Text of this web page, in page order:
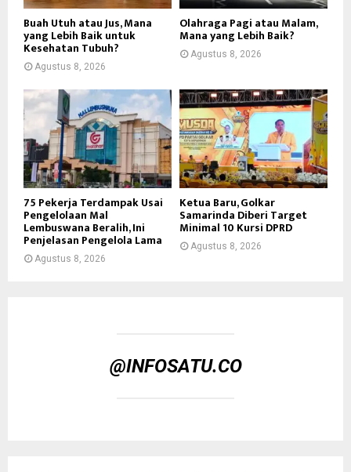
Buah Utuh atau Jus, Mana
yang Lebih Baik untuk
Kesehatan Tubuh?
Agustus 8, 2026
Olahraga Pagi atau Malam,
Mana yang Lebih Baik?
Agustus 8, 2026
75 Pekerja Terdampak Usai
Pengelolaan Mal
Lembuswana Beralih, Ini
Penjelasan Pengelola Lama
Agustus 8, 2026
Ketua Baru, Golkar
Samarinda Diberi Target
Minimal 10 Kursi DPRD
Agustus 8, 2026
@INFOSATU.CO